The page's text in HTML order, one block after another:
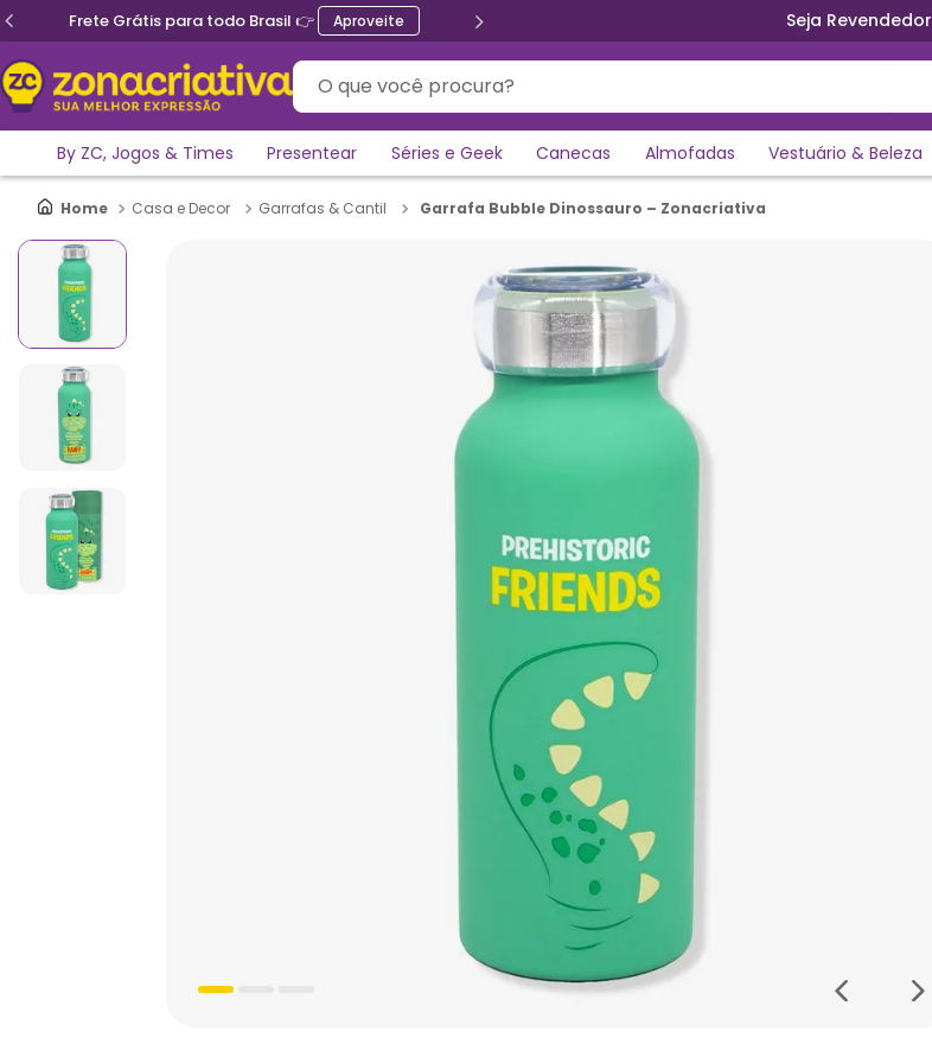
Frete Grátis para todo Brasil 👉 Aproveite Seja Revendedor
O que você procura?
By ZC, Jogos & Times Presentear Séries e Geek Canecas Almofadas Vestuário & Beleza
Casa e Decor Garrafas & Cantil Garrafa Bubble Dinossauro – Zonacriativa